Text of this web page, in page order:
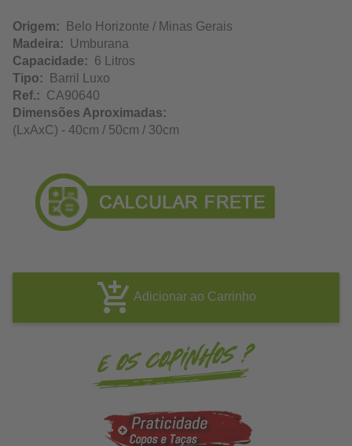
Origem: Belo Horizonte / Minas Gerais
Madeira: Umburana
Capacidade: 6 Litros
Tipo: Barril Luxo
Ref.: CA90640
Dimensões Aproximadas:
(LxAxC) - 40cm / 50cm / 30cm
Adicionar ao Carrinho